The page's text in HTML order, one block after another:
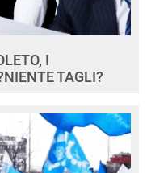
I
TAGLI?